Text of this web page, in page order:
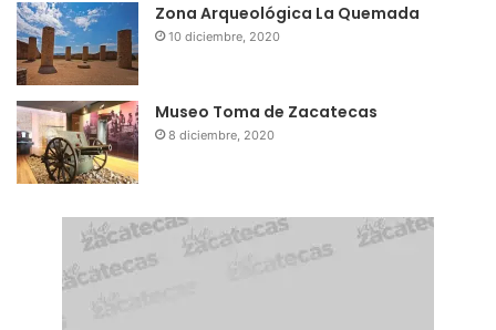
Zona Arqueológica La Quemada
10 diciembre, 2020
Museo Toma de Zacatecas
8 diciembre, 2020